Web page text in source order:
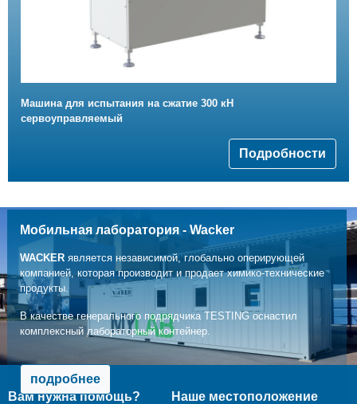
Машина для испытания на сжатие 300 кН
сервоуправляемый
Подробности
Мобильная лаборатория - Wacker
WACKERявляется независимой, глобально оперирующей
компанией, которая производит и продает химико-технические
продукты.
В качестве генерального подрядчика TESTING оснастил
комплексный лабораторный контейнер.
подробнее
Вам нужна помощь? Наше местоположение